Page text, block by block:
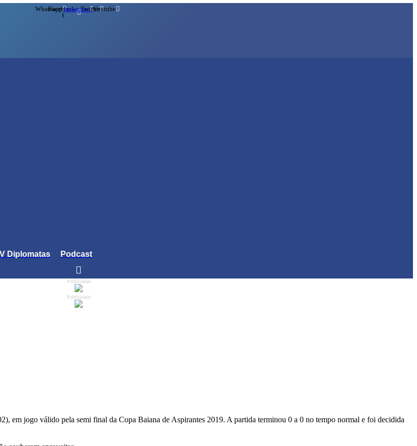
WhatsappFacebook-
f
InstagramTwitterYoutube
Diplomatas Podcast
Publicidade
Publicidade
em jogo válido pela semi final da Copa Baiana de Aspirantes 2019. A partida terminou 0 a 0 no tempo normal e foi decidida